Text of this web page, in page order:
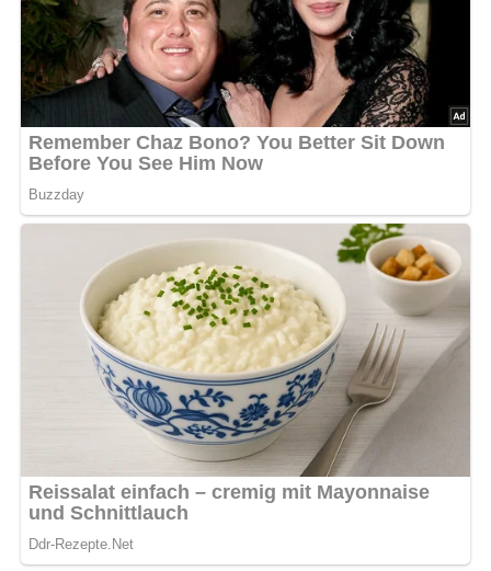
Zubereitungszeit
Die Zubereitung dieses Gerichts dauert insgesamt etwa
90 Minuten.
Haltbarkeit und Aufbewahrung
Reste des Gulaschs und des Rotkohls können im
Kühlschrank in luftdichten Behältern bis zu 3 Tage lang
aufbewahrt werden. Die Herzchenklöße sollten sofort
verzehrt werden, da sie nicht lange haltbar sind.
Küchenutensilien
Messer
Schneidebrett
Schnellkochtopf (optional)